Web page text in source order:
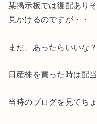
某掲示板では復配あり
見かけるのですが・・
まだ、あったらいいな
日産株を買った時は配
当時のブログを見てち